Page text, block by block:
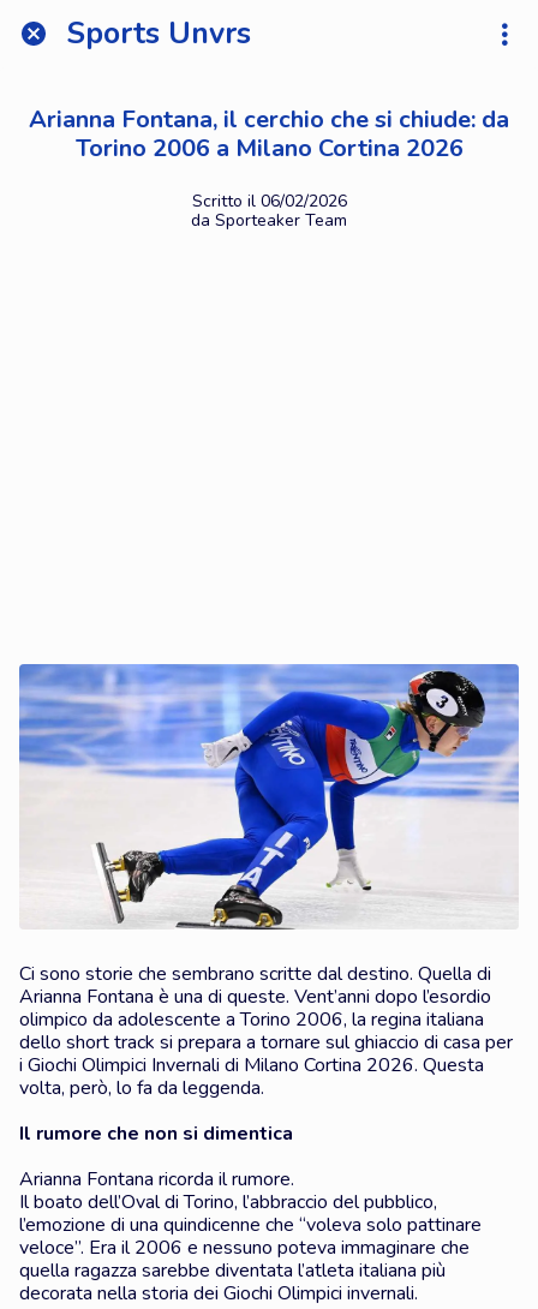
Sports Unvrs
Arianna Fontana, il cerchio che si chiude: da
Torino 2006 a Milano Cortina 2026
Scritto il 06/02/2026
da Sporteaker Team
Ci sono storie che sembrano scritte dal destino. Quella di
Arianna Fontana è una di queste. Vent’anni dopo l’esordio
olimpico da adolescente a Torino 2006, la regina italiana
dello short track si prepara a tornare sul ghiaccio di casa per
i Giochi Olimpici Invernali di Milano Cortina 2026. Questa
volta, però, lo fa da leggenda.
Il rumore che non si dimentica
Arianna Fontana ricorda il rumore.
Il boato dell’Oval di Torino, l’abbraccio del pubblico,
l’emozione di una quindicenne che “voleva solo pattinare
veloce”. Era il 2006 e nessuno poteva immaginare che
quella ragazza sarebbe diventata l’atleta italiana più
decorata nella storia dei Giochi Olimpici invernali.